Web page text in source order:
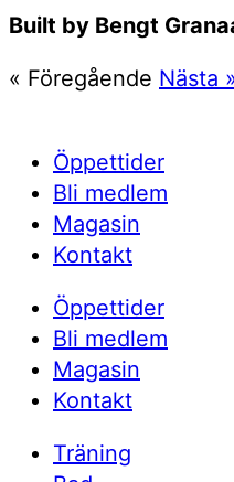
Built by Bengt
« Föregående Nästa
Öppettider
Bli medlem
Magasin
Kontakt
Öppettider
Bli medlem
Magasin
Kontakt
Träning